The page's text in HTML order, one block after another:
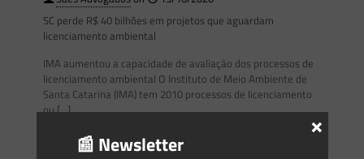
SC perde R$ 40 bilhões em projetos que aguardam
licenciamento ambiental
IMA aumentou a capacidade de avaliação dos processos de
licenciamento ambiental O Instituto de Meio Ambiente de
Santa Catarina (IMA) tem 2010 processos de licenciamento
ou[…]
📰 Newsletter
×